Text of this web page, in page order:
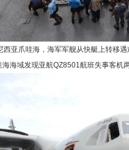
爪哇海，海军军舰从快艇上转移遇
海域发现亚航QZ8501航班失事客机